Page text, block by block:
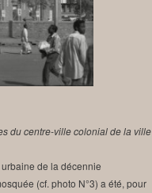
du centre-ville colonial de la ville
de la décennie
(cf. photo N°3) a été, pour